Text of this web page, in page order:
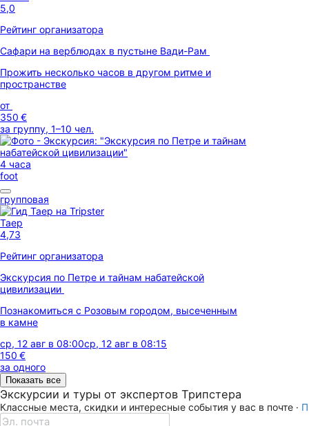
5,0
Рейтинг организатора
Сафари на верблюдах в пустыне Вади-Рам
Прожить несколько часов в другом ритме и
пространстве
от
350 €
за группу, 1–10 чел.
4 часа
foot
групповая
Таер
4,73
Рейтинг организатора
Экскурсия по Петре и тайнам набатейской
цивилизации
Познакомиться с Розовым городом, высеченным
в камне
ср, 12 авг в 08:00ср, 12 авг в 08:15
150 €
за одного
Показать все
Экскурсии и туры от экспертов Трипстера
Классные места, скидки и интересные события у вас в почте ·